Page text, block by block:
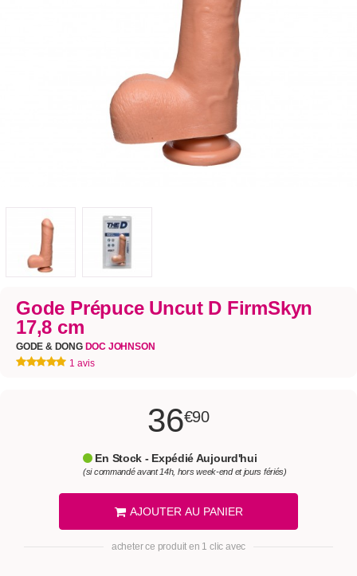
Gode Prépuce Uncut D FirmSkyn
17,8 cm
GODE & DONG DOC JOHNSON
1 avis
36€90
En Stock - Expédié Aujourd'hui
(si commandé avant 14h, hors week-end et jours fériés)
AJOUTER AU PANIER
acheter ce produit en 1 clic avec